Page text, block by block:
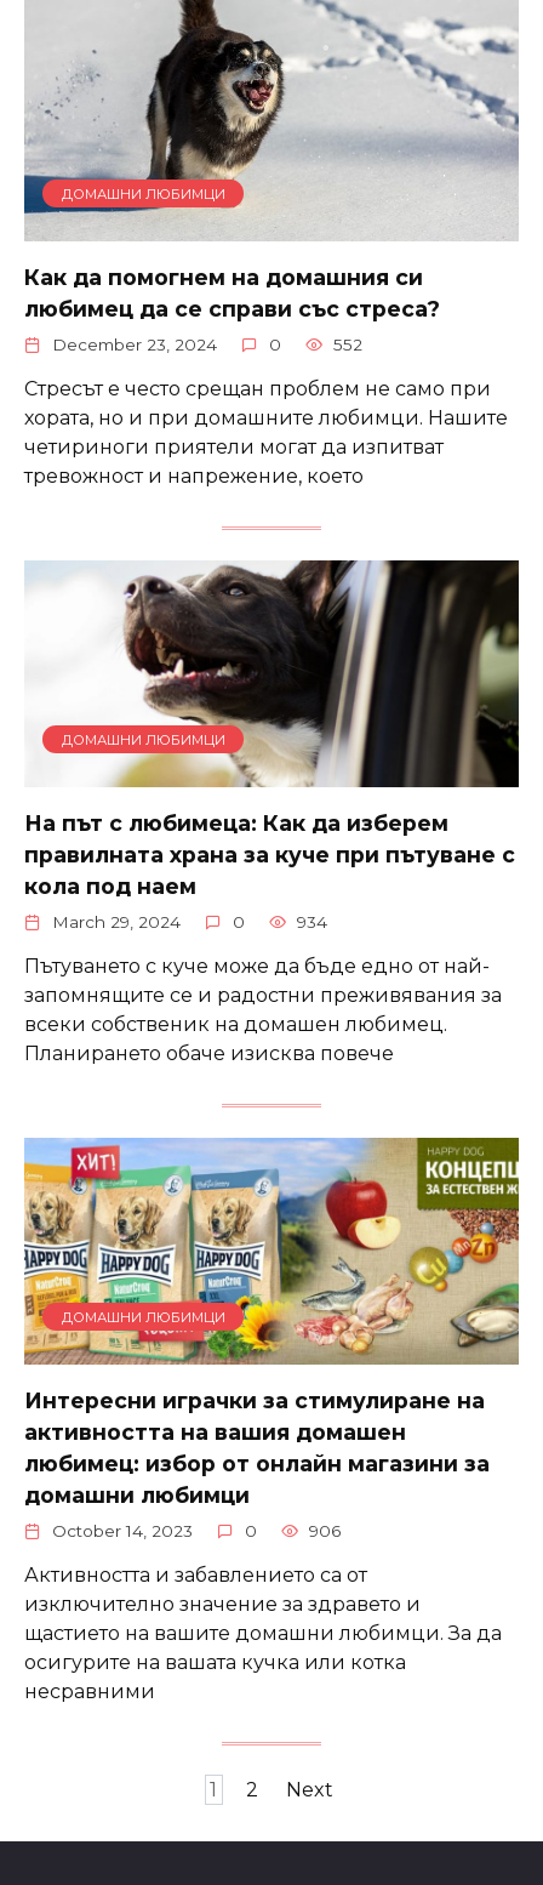
ДОМАШНИ ЛЮБИМЦИ
Как да помогнем на домашния си
любимец да се справи със стреса?
December 23, 2024 0 552
Стресът е често срещан проблем не само при
хората, но и при домашните любимци. Нашите
четириноги приятели могат да изпитват
тревожност и напрежение, което
ДОМАШНИ ЛЮБИМЦИ
На път с любимеца: Как да изберем
правилната храна за куче при пътуване с
кола под наем
March 29, 2024 0 934
Пътуването с куче може да бъде едно от най-
запомнящите се и радостни преживявания за
всеки собственик на домашен любимец.
Планирането обаче изисква повече
ДОМАШНИ ЛЮБИМЦИ
Интересни играчки за стимулиране на
активността на вашия домашен
любимец: избор от онлайн магазини за
домашни любимци
October 14, 2023 0 906
Активността и забавлението са от
изключително значение за здравето и
щастието на вашите домашни любимци. За да
осигурите на вашата кучка или котка
несравними
1 2 Next